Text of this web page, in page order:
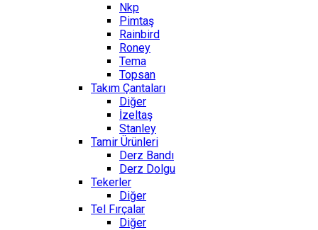
Nkp
Pimtaş
Rainbird
Roney
Tema
Topsan
Takım Çantaları
Diğer
İzeltaş
Stanley
Tamir Ürünleri
Derz Bandı
Derz Dolgu
Tekerler
Diğer
Tel Fırçalar
Diğer